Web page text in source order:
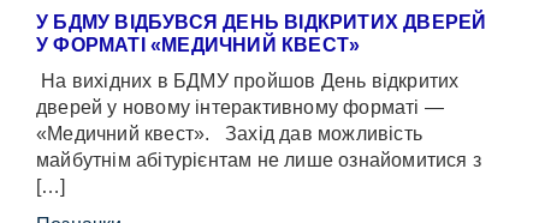
У БДМУ ВІДБУВСЯ ДЕНЬ ВІДКРИТИХ ДВЕРЕЙ
У ФОРМАТІ «МЕДИЧНИЙ КВЕСТ»
На вихідних в БДМУ пройшов День відкритих
дверей у новому інтерактивному форматі —
«Медичний квест». Захід дав можливість
майбутнім абітурієнтам не лише ознайомитися з
[…]